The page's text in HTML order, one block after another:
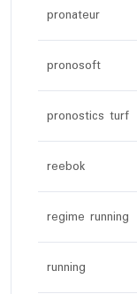
pronateur
pronosoft
pronostics turf
reebok
regime running
running